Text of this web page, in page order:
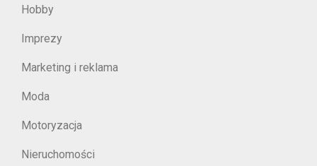
Hobby
Imprezy
Marketing i reklama
Moda
Motoryzacja
Nieruchomości